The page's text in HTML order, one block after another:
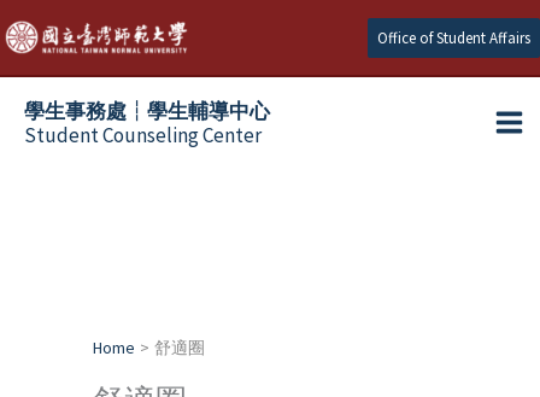
Skip
to
content
Office of Student Affairs
學生事務處┆學生輔導中心
Student Counseling Center
Home 舒適圈